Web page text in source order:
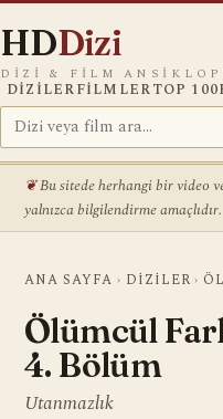
HDDizi
DIZI & FILM
DIZILERFILMLERTOP 100
Bu sitede herhangi bir video
yalnızca bilgilendirme amaçlıdır.
ANA SAYFA › DIZILER ›
Ölümcül
4. Bölüm
Utanmazlık